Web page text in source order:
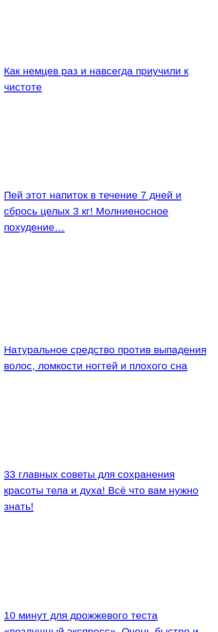
Как немцев раз и навсегда приучили к
чистоте
Пей этот напиток в течение 7 дней и
сбрось целых 3 кг! Молниеносное
похудение…
Натуральное средство против выпадения
волос, ломкости ногтей и плохого сна
33 главных советы для сохранения
красоты тела и духа! Всё что вам нужно
знать!
10 минут для дрожжевого теста